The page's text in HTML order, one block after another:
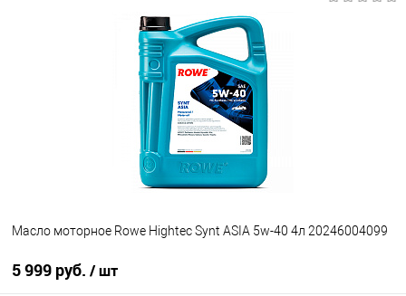
Под заказ
Масло моторное Rowe Hightec Synt ASIA 5w-40 4л 20246004099
5 999 руб. / шт